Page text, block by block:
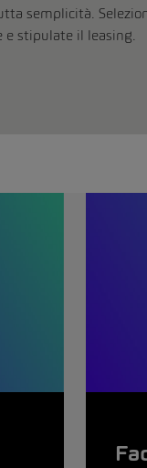
semplicità.
e stipulate il leasing.